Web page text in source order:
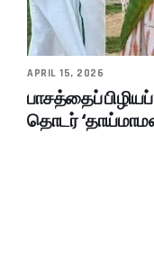
APRIL 15, 2026
பாசத்தைப் பிழியப்
தொடர்